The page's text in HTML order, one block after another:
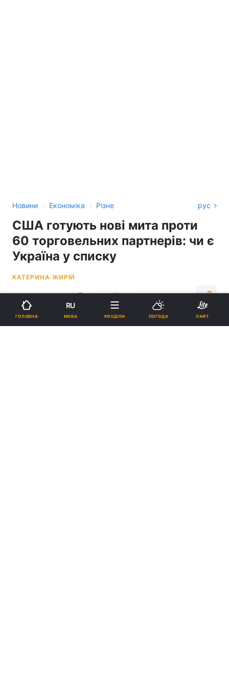
Новини › Економіка › Різне рус
США готують нові мита проти
60 торговельних партнерів: чи є
Україна у списку
КАТЕРИНА ЖИРІЙ
13:28, 03.06.26 3 хв. 519
Підпишіться на нас в Google
ГОЛОВНА
RU
МОВА РОЗДІЛИ ПОГОДА ЛАЙТ